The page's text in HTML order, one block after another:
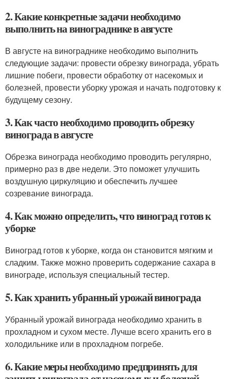
2. Какие конкретные задачи необходимо
выполнить на винограднике в августе
В августе на винограднике необходимо выполнить
следующие задачи: провести обрезку винограда, убрать
лишние побеги, провести обработку от насекомых и
болезней, провести уборку урожая и начать подготовку к
будущему сезону.
3. Как часто необходимо проводить обрезку
винограда в августе
Обрезка винограда необходимо проводить регулярно,
примерно раз в две недели. Это поможет улучшить
воздушную циркуляцию и обеспечить лучшее
созревание винограда.
4. Как можно определить, что виноград готов к
уборке
Виноград готов к уборке, когда он становится мягким и
сладким. Также можно проверить содержание сахара в
винограде, используя специальный тестер.
5. Как хранить убранный урожай винограда
Убранный урожай винограда необходимо хранить в
прохладном и сухом месте. Лучше всего хранить его в
холодильнике или в прохладном погребе.
6. Какие меры необходимо предпринять для